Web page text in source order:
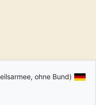
ohne Bund)